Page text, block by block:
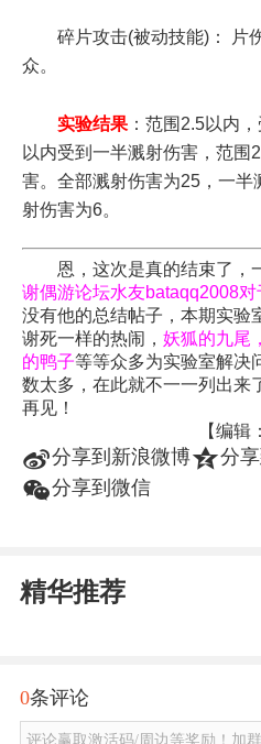
碎片攻击(被动技能)： 片
众。
实验结果 ：范围2.5以内
以内受到一半溅射伤害，范围
害。全部溅射伤害为25，一半
射伤害为6。
恩，这次是真的结束了，
谢偶游论坛水友bataqq2008
没有他的总结帖子，本期实验
谢死一样的热闹， 妖狐的九尾
的鸭子等等众多为实验室解决
数太多，在此就不一一列出来
再见！
【编辑
t分享到新浪微博z分
w分享到微信
精华推荐
0条评论
评论赢取激活码/周边等奖励！加